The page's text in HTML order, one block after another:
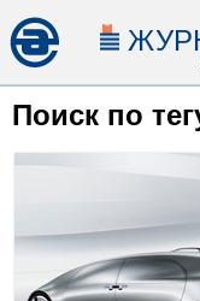
Поиск по